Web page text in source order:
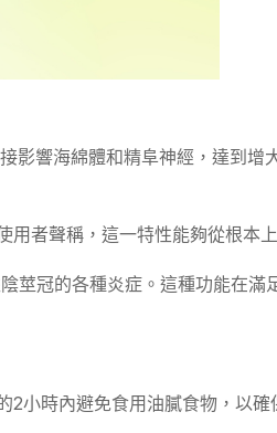
響海綿體和精阜神經，達到
者聲稱，這一特性能夠從根本
莖冠的各種炎症。這種功能在
小時內避免食用油膩食物，以確